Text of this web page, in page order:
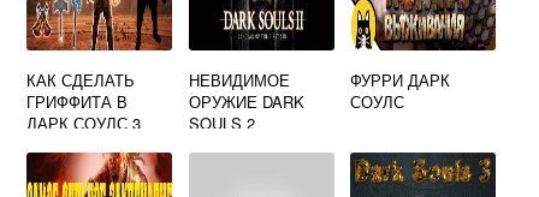
КАК СДЕЛАТЬ
ГРИФФИТА В
ДАРК СОУЛС 3
НЕВИДИМОЕ
ОРУЖИЕ DARK
SOULS 2
ФУРРИ ДАРК
СОУЛС